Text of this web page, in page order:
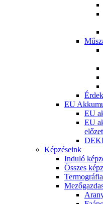
EU
EU
EU
Képzéseink
Induló
Összes